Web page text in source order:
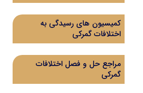
کمیسیون های رسیدگی به
اختلافات گمرکی
مراجع حل و فصل اختلافات
گمرکی